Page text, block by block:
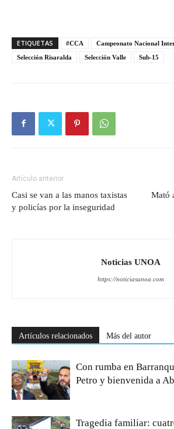
ETIQUETAS #CCA
Campeonato Nacional
Selección Risaralda
Selección Valle Sub-15
Artículo anterior
Casi se van a las manos taxistas
y policías por la inseguridad
Mató
Noticias UNOA
https://noticiasunoa.com
Artículos relacionados Más del autor
Con rumba en
Petro y bienvenida a
Tragedia familiar: